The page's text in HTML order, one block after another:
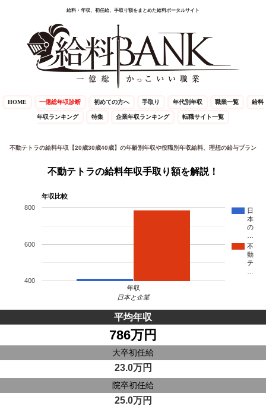
給料・年収、初任給、手取り額をまとめた給料ポータルサイト
HOME 一億総年収診断 初めての方へ 手取り 年代別年収 職業一覧 給料
年収ランキング 特集 企業年収ランキング 転職サイト一覧
不動テトラの給料年収【20歳30歳40歳】の年齢別年収や役職別年収給料、理想の給与プラン
不動テトラの給料年収手取り額を解説！
年収比較
日
本
の
不
動
テ
年収
400
600
800
日本と企業
平均年収
786万円
大卒初任給
23.0万円
院卒初任給
25.0万円